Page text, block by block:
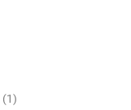
(1)